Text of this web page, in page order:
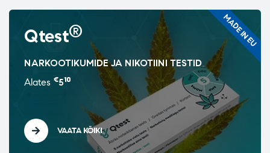
NARKOOTIKUMIDE JA NIKOTIINI TESTID
Qtest®
Alates €510
VAATA KÕIKI
MADE IN EU